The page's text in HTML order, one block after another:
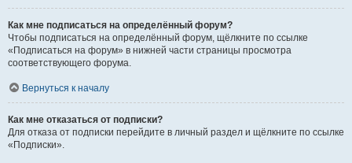
Как мне подписаться на определённый форум?
Чтобы подписаться на определённый форум, щёлкните по ссылке
«Подписаться на форум» в нижней части страницы просмотра
соответствующего форума.
Вернуться к началу
Как мне отказаться от подписки?
Для отказа от подписки перейдите в личный раздел и щёлкните по ссылке
«Подписки».